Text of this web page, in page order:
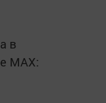
в
MАХ: